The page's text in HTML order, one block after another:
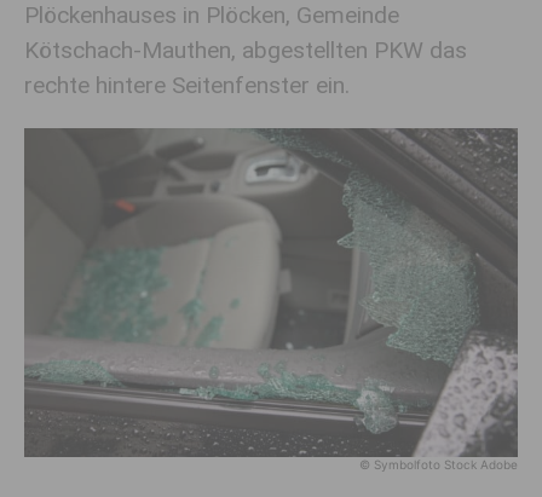
Plöckenhauses in Plöcken, Gemeinde
Kötschach-Mauthen, abgestellten PKW das
rechte hintere Seitenfenster ein.
© Symbolfoto Stock Adobe